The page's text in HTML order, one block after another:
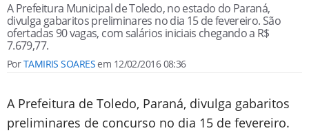
A Prefeitura Municipal de Toledo, no estado do Paraná,
divulga gabaritos preliminares no dia 15 de fevereiro. São
ofertadas 90 vagas, com salários iniciais chegando a R$
7.679,77.
PorTAMIRIS SOARESem 12/02/2016 08:36
A Prefeitura de Toledo, Paraná, divulga gabaritos
preliminares de concurso no dia 15 de fevereiro.